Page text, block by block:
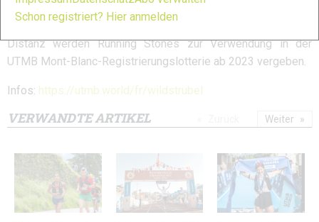
Als UTMB World Series Event hat Wildstrubel by UTMB drei
Distanzen im Angebot: 106km, 50km und 23km. Für jede
Distanz werden Running Stones zur Verwendung in der
UTMB Mont-Blanc-Registrierungslotterie ab 2023 vergeben.
Infos: https://utmb.world/fr/wildstrubel
VERWANDTE ARTIKEL Weiter
Schon registriert? Hier anmelden